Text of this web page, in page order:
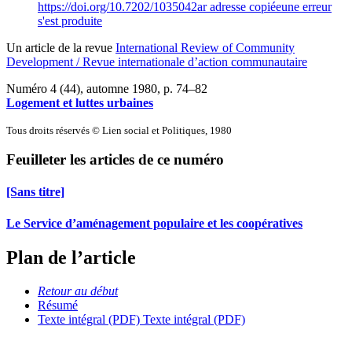
https://doi.org/10.7202/1035042aradresse copiéeune erreur
s'est produite
Un article de la revue International Review of Community
Development / Revue internationale d’action communautaire
Numéro 4 (44), automne 1980, p. 74–82
Logement et luttes urbaines
Tous droits réservés © Lien social et Politiques, 1980
Feuilleter les articles de ce numéro
[Sans titre]
Le Service d’aménagement populaire et les coopératives
Plan de l’article
Retour au début
Résumé
Texte intégral (PDF) Texte intégral (PDF)